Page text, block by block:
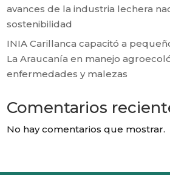
avances de la industria lechera
sostenibilidad
INIA Carillanca capacitó a
La Araucanía en manejo
enfermedades y malezas
Comentarios
No hay comentarios que mostrar.